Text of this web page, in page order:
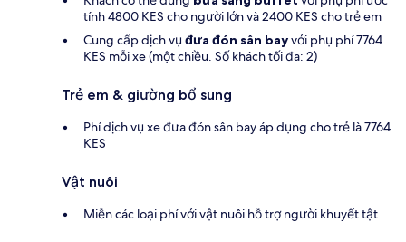
tính 4800 KES cho người lớn và 2400 KES cho trẻ em
Cung cấp dịch vụ đưa đón sân bayvới phụ phí 7764
KES mỗi xe (một chiều. Số khách tối đa: 2)
Trẻ em & giường bổ sung
Phí dịch vụ xe đưa đón sân bay áp dụng cho trẻ là 7764
KES
Vật nuôi
Miễn các loại phí với vật nuôi hỗ trợ người khuyết tật